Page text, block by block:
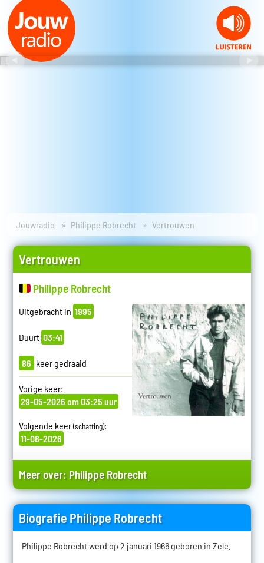
Jouwradio Philippe Robrecht Vertrouwen
Vertrouwen
Philippe Robrecht
Uitgebracht in 1995
Duurt 03:41
86 keer gedraaid
Vorige keer:
29-05-2026 om 03:25 uur
Volgende keer(schatting):
11-08-2026
Meer over: Philippe Robrecht
Biografie Philippe Robrecht
Philippe Robrecht werd op 2 januari 1966 geboren in Zele.